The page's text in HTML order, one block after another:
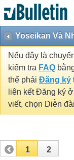
Yoseikan Và
Nếu đây là
kiểm tra FAQ
thể phải Đăng ký
liên kết Đăng ký
viết, chọn Diễn
1 2